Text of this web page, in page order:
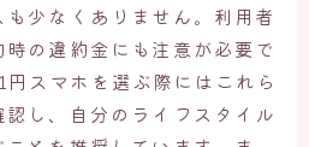
少なくありません。利用者
の違約金にも注意が必要で
スマホを選ぶ際にはこれら
し、自分のライフスタイル